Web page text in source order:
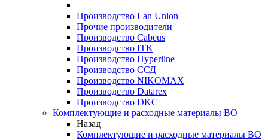
Производство Lan Union
Прочие производители
Производство Cabeus
Производство ITK
Производство Hyperline
Производство ССД
Производство NIKOMAX
Производство Datarex
Производство DKC
Комплектующие и расходные материалы ВО
Назад
Комплектующие и расходные материалы ВО